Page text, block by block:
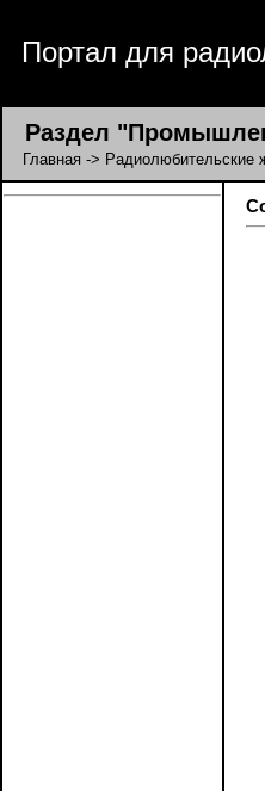
Портал для
Раздел
Главная -> Радиолюбительские